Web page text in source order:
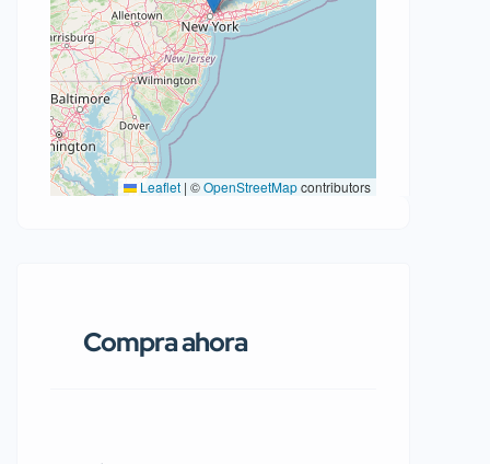
Leaflet | ©OpenStreetMapcontributors
Compra ahora